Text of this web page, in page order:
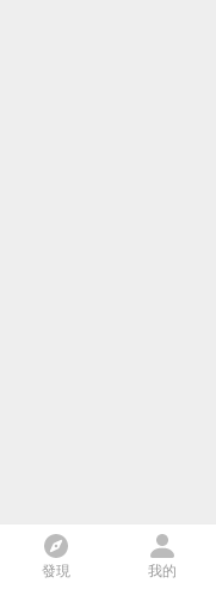
發現 我的